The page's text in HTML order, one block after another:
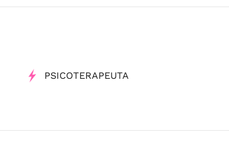
PSICOTERAPEUTA